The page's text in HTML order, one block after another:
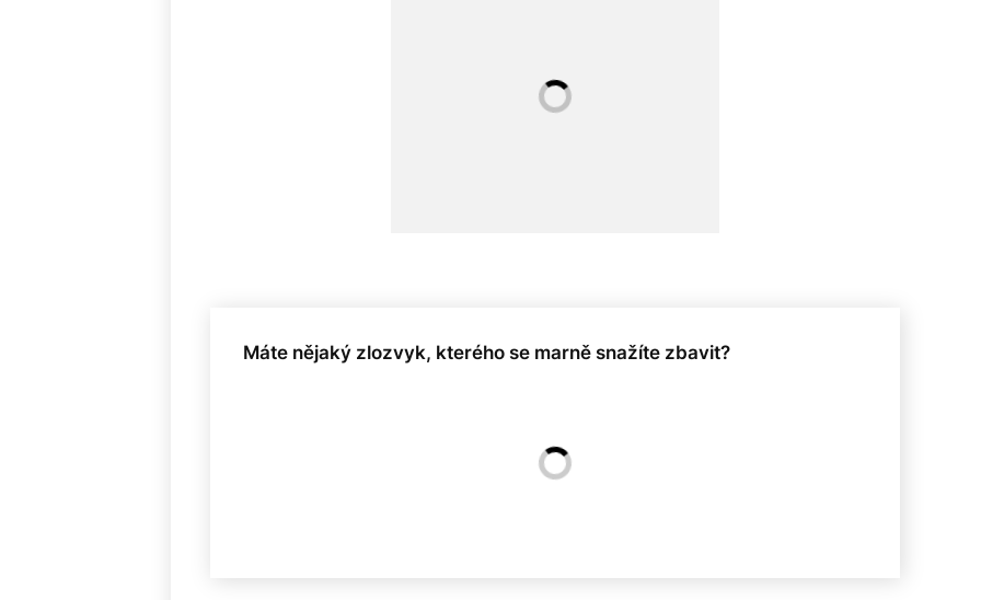
Máte nějaký zlozvyk, kterého se marně snažíte zbavit?